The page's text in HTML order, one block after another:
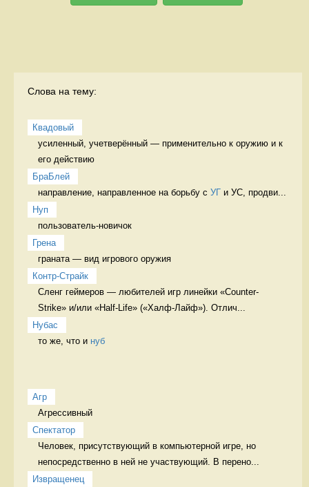
Слова на тему:
Квадовый
усиленный, учетверённый — применительно к оружию и к
его действию
БраБлей
направление, направленное на борьбу с УГ и УС, продви...
Нуп
пользователь-новичок
Грена
граната — вид игрового оружия
Контр-Страйк
Сленг геймеров — любителей игр линейки «Counter-
Strike» и/или «Half-Life» («Халф-Лайф»). Отлич...
Нубас
то же, что и нуб
Агр
Агрессивный
Спектатор
Человек, присутствующий в компьютерной игре, но
непосредственно в ней не участвующий. В перено...
Извращенец